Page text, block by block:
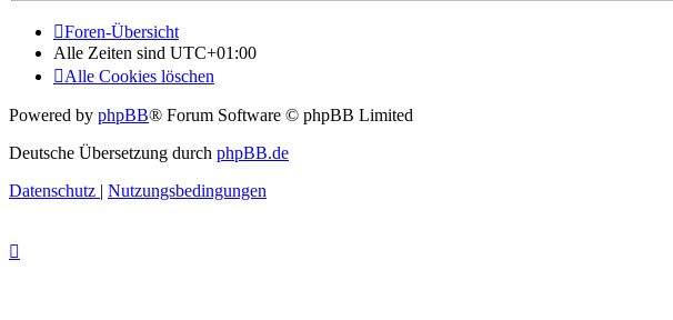
Foren-Übersicht
Alle Zeiten sind UTC+01:00
Alle Cookies löschen
Powered by phpBB® Forum Software © phpBB Limited
Deutsche Übersetzung durch phpBB.de
Datenschutz | Nutzungsbedingungen